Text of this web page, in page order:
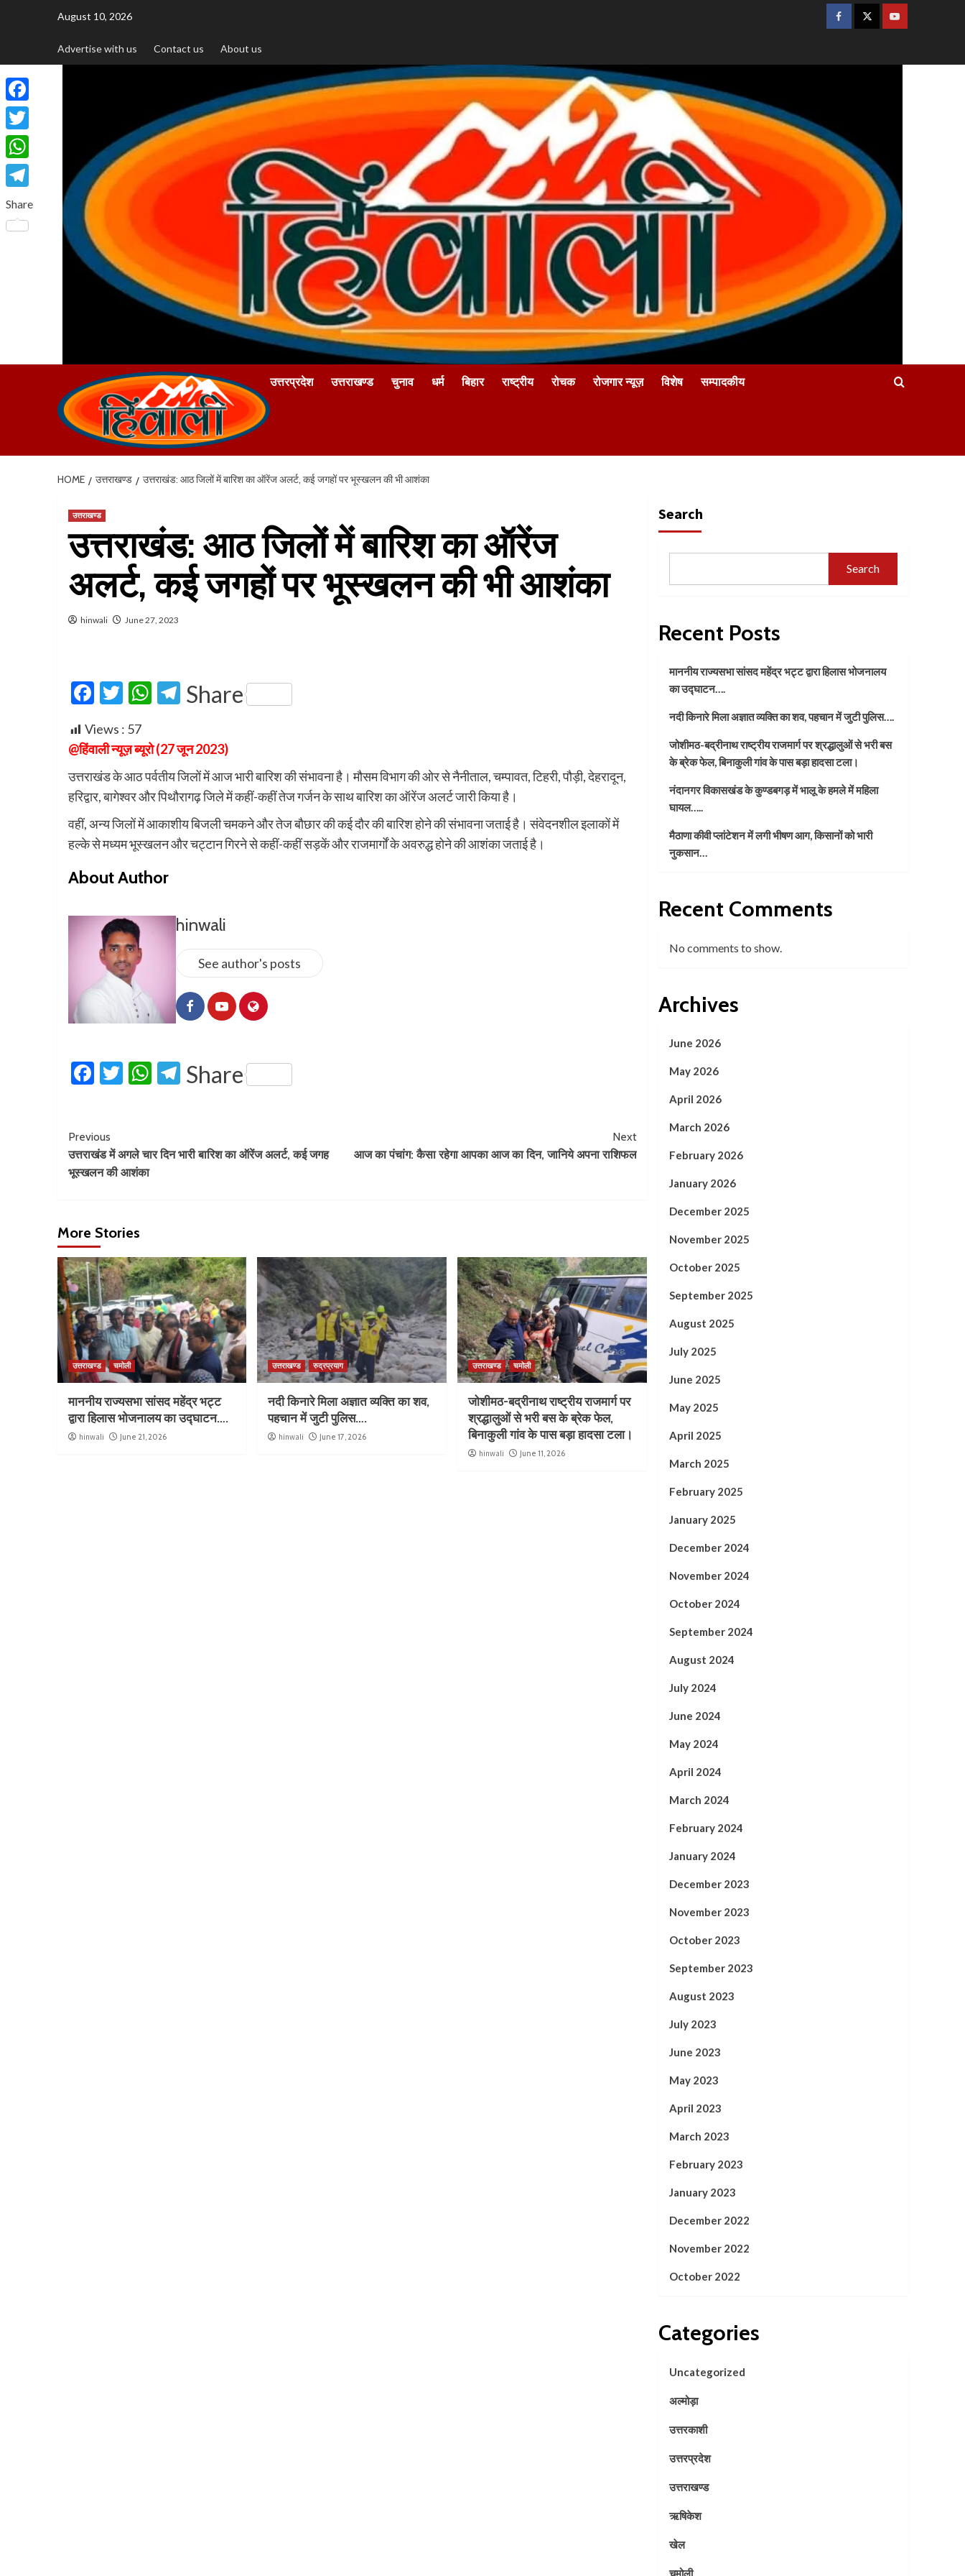
August 10, 2026
Advertise with us Contact us About us
उत्तरप्रदेश उत्तराखण्ड चुनाव धर्म बिहार राष्ट्रीय रोचक रोजगार न्यूज़ विशेष सम्पादकीय
HOME उत्तराखण्ड उत्तराखंड: आठ जिलों में बारिश का ऑरेंज अलर्ट, कई जगहों पर भूस्खलन की भी आशंका
उत्तराखण्ड
उत्तराखंड: आठ जिलों में बारिश का ऑरेंज
अलर्ट, कई जगहों पर भूस्खलन की भी आशंका
hinwali June 27, 2023
Facebook
Twitter
WhatsApp
Telegram
Share
Views : 57
@हिंवाली न्यूज़ ब्यूरो (27 जून 2023)
उत्तराखंड के आठ पर्वतीय जिलों में आज भारी बारिश की संभावना है। मौसम विभाग की ओर से नैनीताल, चम्पावत, टिहरी, पौड़ी, देहरादून,
हरिद्वार, बागेश्वर और पिथौरागढ़ जिले में कहीं-कहीं तेज गर्जन के साथ बारिश का ऑरेंज अलर्ट जारी किया है।
वहीं, अन्य जिलों में आकाशीय बिजली चमकने और तेज बौछार की कई दौर की बारिश होने की संभावना जताई है। संवेदनशील इलाकों में
हल्के से मध्यम भूस्खलन और चट्टान गिरने से कहीं-कहीं सड़कें और राजमार्गों के अवरुद्ध होने की आशंका जताई है।
About Author
hinwali
See author's posts
Facebook
Twitter
WhatsApp
Telegram
Share
Previous
उत्तराखंड में अगले चार दिन भारी बारिश का ऑरेंज अलर्ट, कई जगह
भूस्खलन की आशंका
Next
आज का पंचांग: कैसा रहेगा आपका आज का दिन, जानिये अपना राशिफल
More Stories
उत्तराखण्ड चमोली
माननीय राज्यसभा सांसद महेंद्र भट्ट
द्वारा हिलास भोजनालय का उद्घाटन….
hinwali June 21, 2026
उत्तराखण्ड रुद्रप्रयाग
नदी किनारे मिला अज्ञात व्यक्ति का शव,
पहचान में जुटी पुलिस….
hinwali June 17, 2026
उत्तराखण्ड चमोली
जोशीमठ-बद्रीनाथ राष्ट्रीय राजमार्ग पर
श्रद्धालुओं से भरी बस के ब्रेक फेल,
बिनाकुली गांव के पास बड़ा हादसा टला।
hinwali June 11, 2026
Search
Search
Recent Posts
माननीय राज्यसभा सांसद महेंद्र भट्ट द्वारा हिलास भोजनालय
का उद्घाटन….
नदी किनारे मिला अज्ञात व्यक्ति का शव, पहचान में जुटी पुलिस….
जोशीमठ-बद्रीनाथ राष्ट्रीय राजमार्ग पर श्रद्धालुओं से भरी बस
के ब्रेक फेल, बिनाकुली गांव के पास बड़ा हादसा टला।
नंदानगर विकासखंड के कुण्डबगड़ में भालू के हमले में महिला
घायल…..
मैठाणा कीवी प्लांटेशन में लगी भीषण आग, किसानों को भारी
नुकसान…
Recent Comments
No comments to show.
Archives
June 2026
May 2026
April 2026
March 2026
February 2026
January 2026
December 2025
November 2025
October 2025
September 2025
August 2025
July 2025
June 2025
May 2025
April 2025
March 2025
February 2025
January 2025
December 2024
November 2024
October 2024
September 2024
August 2024
July 2024
June 2024
May 2024
April 2024
March 2024
February 2024
January 2024
December 2023
November 2023
October 2023
September 2023
August 2023
July 2023
June 2023
May 2023
April 2023
March 2023
February 2023
January 2023
December 2022
November 2022
October 2022
Categories
Uncategorized
अल्मोड़ा
उत्तरकाशी
उत्तरप्रदेश
उत्तराखण्ड
ऋषिकेश
खेल
चमोली
Facebook
Twitter
WhatsApp
Telegram
Share